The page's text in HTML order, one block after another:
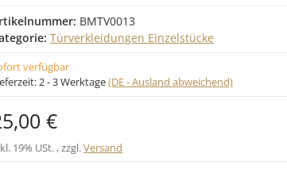
BMTV0013
Türverkleidungen Einzelstücke
verfügbar
2 - 3 Werktage(DE - Ausland abweichend)
€
19% USt. , zzgl.Versand